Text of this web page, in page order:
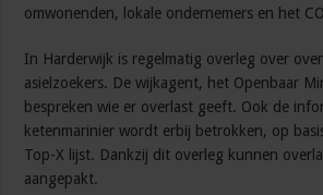
omwonenden, lokale ondernemers en het
In Harderwijk is regelmatig overleg over
asielzoekers. De wijkagent, het Openbaar
bespreken wie er overlast geeft. Ook de
ketenmarinier wordt erbij betrokken, op
Top-X lijst. Dankzij dit overleg kunnen
aangepakt.